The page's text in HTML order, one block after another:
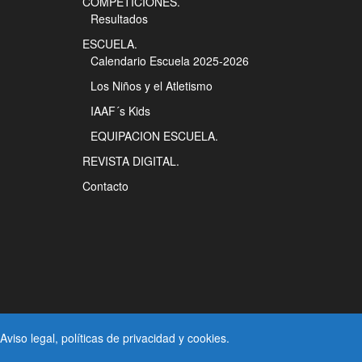
Resultados
ESCUELA.
Calendario Escuela 2025-2026
Los Niños y el Atletismo
IAAF´s Kids
EQUIPACION ESCUELA.
REVISTA DIGITAL.
Contacto
Aviso legal, políticas de privacidad y cookies.